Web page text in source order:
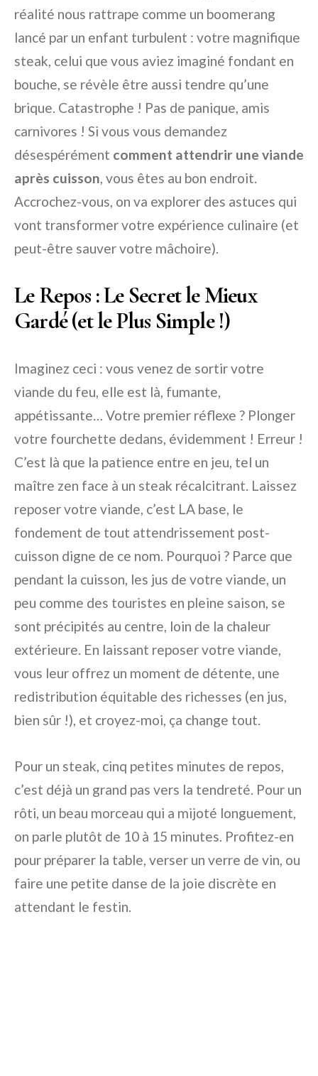
réalité nous rattrape comme un boomerang
lancé par un enfant turbulent : votre magnifique
steak, celui que vous aviez imaginé fondant en
bouche, se révèle être aussi tendre qu’une
brique. Catastrophe ! Pas de panique, amis
carnivores ! Si vous vous demandez
désespérément comment attendrir une viande
après cuisson, vous êtes au bon endroit.
Accrochez-vous, on va explorer des astuces qui
vont transformer votre expérience culinaire (et
peut-être sauver votre mâchoire).
Le Repos : Le Secret le Mieux
Gardé (et le Plus Simple !)
Imaginez ceci : vous venez de sortir votre
viande du feu, elle est là, fumante,
appétissante… Votre premier réflexe ? Plonger
votre fourchette dedans, évidemment ! Erreur !
C’est là que la patience entre en jeu, tel un
maître zen face à un steak récalcitrant. Laissez
reposer votre viande, c’est LA base, le
fondement de tout attendrissement post-
cuisson digne de ce nom. Pourquoi ? Parce que
pendant la cuisson, les jus de votre viande, un
peu comme des touristes en pleine saison, se
sont précipités au centre, loin de la chaleur
extérieure. En laissant reposer votre viande,
vous leur offrez un moment de détente, une
redistribution équitable des richesses (en jus,
bien sûr !), et croyez-moi, ça change tout.
Pour un steak, cinq petites minutes de repos,
c’est déjà un grand pas vers la tendreté. Pour un
rôti, un beau morceau qui a mijoté longuement,
on parle plutôt de 10 à 15 minutes. Profitez-en
pour préparer la table, verser un verre de vin, ou
faire une petite danse de la joie discrète en
attendant le festin.